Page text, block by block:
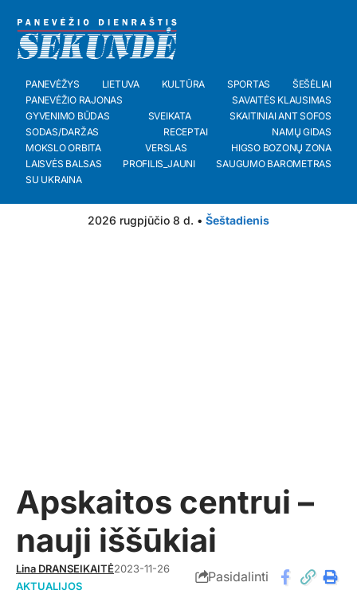
PANEVĖŽYS LIETUVA KULTŪRA SPORTAS
ŠEŠĖLIAI
PANEVĖŽIO RAJONAS
SAVAITĖS KLAUSIMAS
GYVENIMO BŪDAS
SVEIKATA
SKAITINIAI ANT SOFOS
SODAS/DARŽAS
RECEPTAI
NAMŲ GIDAS
MOKSLO ORBITA
VERSLAS
HIGSO BOZONŲ ZONA
LAISVĖS BALSAS
PROFILIS_JAUNI
SAUGUMO BAROMETRAS
SU UKRAINA
2026 rugpjūčio 8 d. • Šeštadienis
Apskaitos centrui –
nauji iššūkiai
Lina DRANSEIKAITĖ2023-11-26
AKTUALIJOS
Pasidalinti